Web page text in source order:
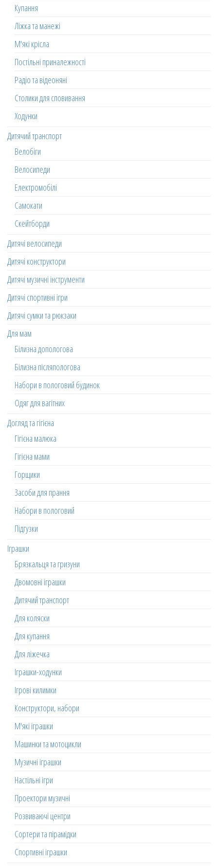
Купання
Ліжка та манежі
М'які крісла
Постільні приналежності
Радіо та відеоняні
Столики для сповивання
Ходунки
Дитячий транспорт
Велобіги
Велосипеди
Електромобілі
Самокати
Скейтборди
Дитячі велосипеди
Дитячі конструктори
Дитячі музичні інструменти
Дитячі спортивні ігри
Дитячі сумки та рюкзаки
Для мам
Білизна допологова
Білизна післяпологова
Набори в пологовий будинок
Одяг для вагітних
Догляд та гігієна
Гігієна малюка
Гігієна мами
Горщики
Засоби для прання
Набори в пологовий
Підгузки
Іграшки
Брязкальця та гризуни
Двомовні іграшки
Дитячий транспорт
Для коляски
Для купання
Для ліжечка
Іграшки-ходунки
Ігрові килимки
Конструктори, набори
М'які іграшки
Машинки та мотоцикли
Музичні іграшки
Настільні ігри
Проектори музичні
Розвиваючі центри
Сортери та пірамідки
Спортивні іграшки